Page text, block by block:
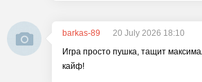
barkas-89
20 July 2026 18:10
Игра просто пушка, тащит
кайф!